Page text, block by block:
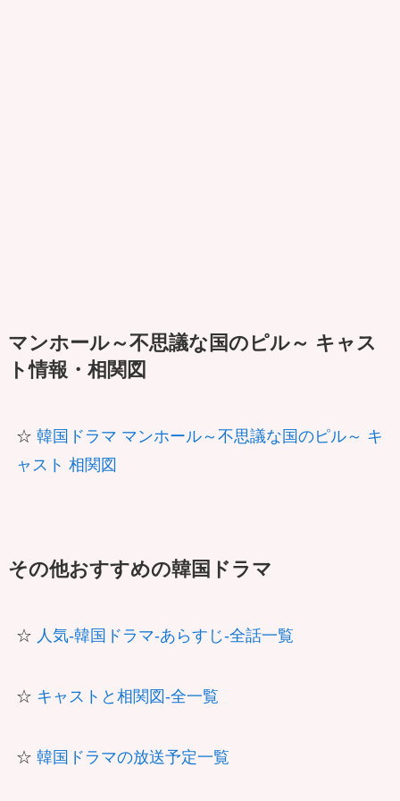
マンホール～不思議な国のピル～ キャス
ト情報・相関図
☆ 韓国ドラマ マンホール～不思議な国のピル～ キ
ャスト 相関図
その他おすすめの韓国ドラマ
☆ 人気-韓国ドラマ-あらすじ-全話一覧
☆ キャストと相関図-全一覧
☆ 韓国ドラマの放送予定一覧